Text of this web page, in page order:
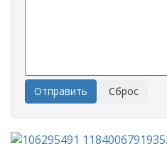
Отправить Сброс